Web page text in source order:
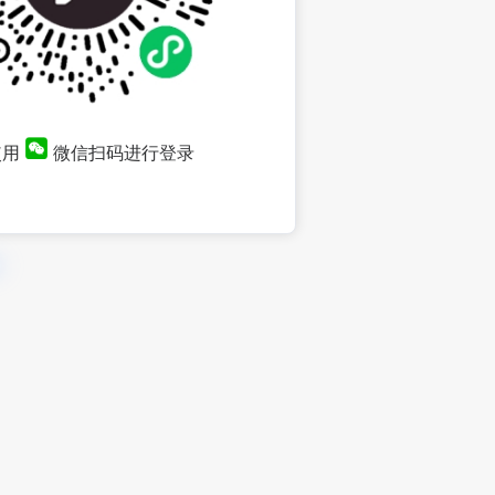
微信扫码进行登录